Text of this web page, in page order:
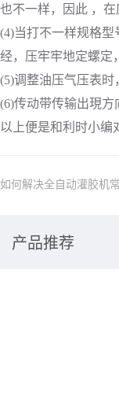
也不一样，因此 ，
(4)当打不一样规格
经，压牢牢地定螺定
(5)调整油压气压表时
(6)传动带传输出現方
以上便是和利时小编
如何解决全自动灌胶机
产品推荐